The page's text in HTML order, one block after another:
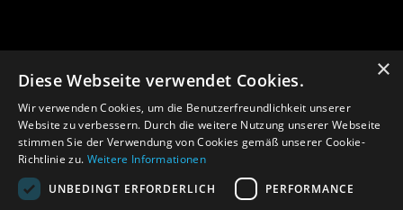
@ Musik+
Osterfestival Tirol
In Memoriam: Gerhard Crepaz
Press
×
Diese Webseite verwendet Cookies.
Wir verwenden Cookies, um die Benutzerfreundlichkeit unserer
Website zu verbessern. Durch die weitere Nutzung unserer Webseite
stimmen Sie der Verwendung von Cookies gemäß unserer Cookie-
Richtlinie zu. Weitere Informationen
UNBEDINGT ERFORDERLICH
PERFORMANCE